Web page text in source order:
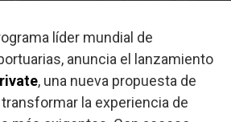
líder mundial de
anuncia el lanzamiento
, una nueva propuesta de
transformar la experiencia de